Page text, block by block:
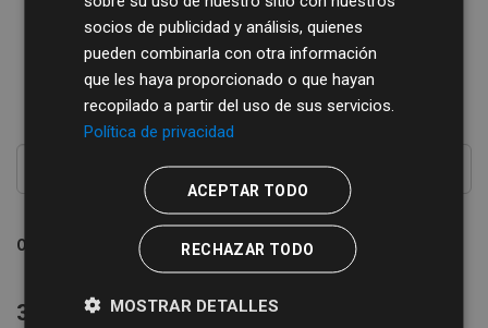
Conjuntos de datos
Ordenar por
36 conjuntos de datos encontrados
socios de publicidad y análisis, quienes
pueden combinarla con otra información
que les haya proporcionado o que hayan
recopilado a partir del uso de sus servicios.
Política de privacidad
ACEPTAR TODO
RECHAZAR TODO
MOSTRAR DETALLES